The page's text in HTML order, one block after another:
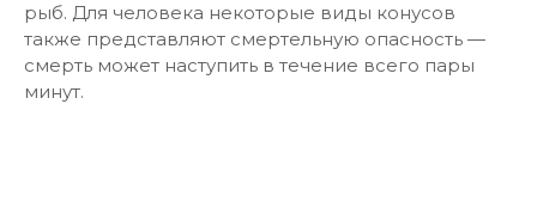
рыб. Для человека некоторые виды конусов
также представляют смертельную опасность —
смерть может наступить в течение всего пары
минут.